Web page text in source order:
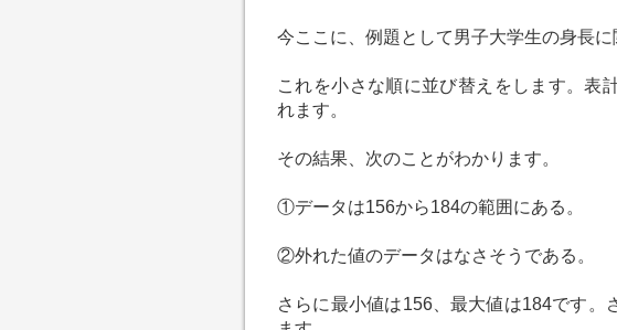
今ここに、例題として男子大学生の身長に
これを小さな順に並び替えをします。表
れます。
その結果、次のことがわかります。
①データは156から184の範囲にある。
②外れた値のデータはなさそうである。
さらに最小値は156、最大値は184です。